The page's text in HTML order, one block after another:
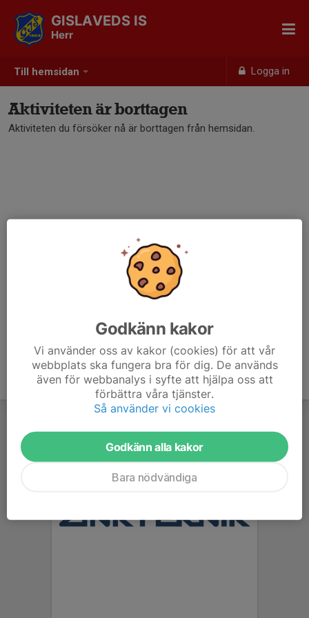
Till hemsidan Logga in
GISLAVEDS IS
Herr
Aktiviteten är borttagen
Aktiviteten du försöker nå är borttagen från hemsidan.
Godkänn kakor
Vi använder oss av kakor (cookies) för att vår
webbplats ska fungera bra för dig. De används
även för webbanalys i syfte att hjälpa oss att
förbättra våra tjänster.
Så använder vi cookies
Godkänn alla kakor
Bara nödvändiga